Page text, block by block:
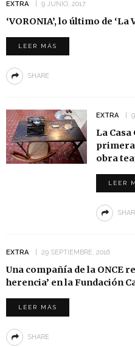
EXTRA 9 JUNIO, 2017
‘VORONIA’, lo último de ‘La
LEER MÁS
SHARE
EXTRA
La
primera
obra
LEER
EXTRA 29 SEPTIEMBRE, 2016
Una compañía de la ONCE
herencia’ en la Fundación
LEER MÁS
SHARE